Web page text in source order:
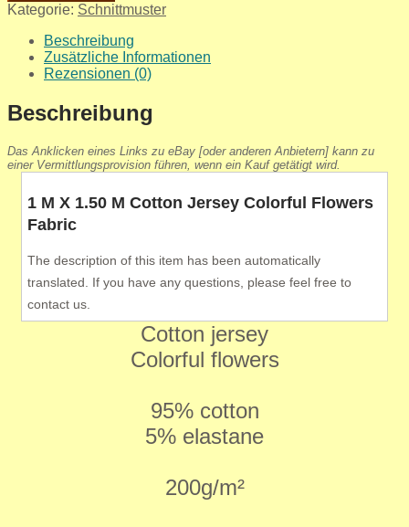
Kategorie: Schnittmuster
Beschreibung
Zusätzliche Informationen
Rezensionen (0)
Beschreibung
Das Anklicken eines Links zu eBay [oder anderen Anbietern] kann zu
einer Vermittlungsprovision führen, wenn ein Kauf getätigt wird.
1 M X 1.50 M Cotton Jersey Colorful Flowers
Fabric
The description of this item has been automatically
translated. If you have any questions, please feel free to
contact us.
Cotton jersey
Colorful flowers
95% cotton
5% elastane
200g/m²